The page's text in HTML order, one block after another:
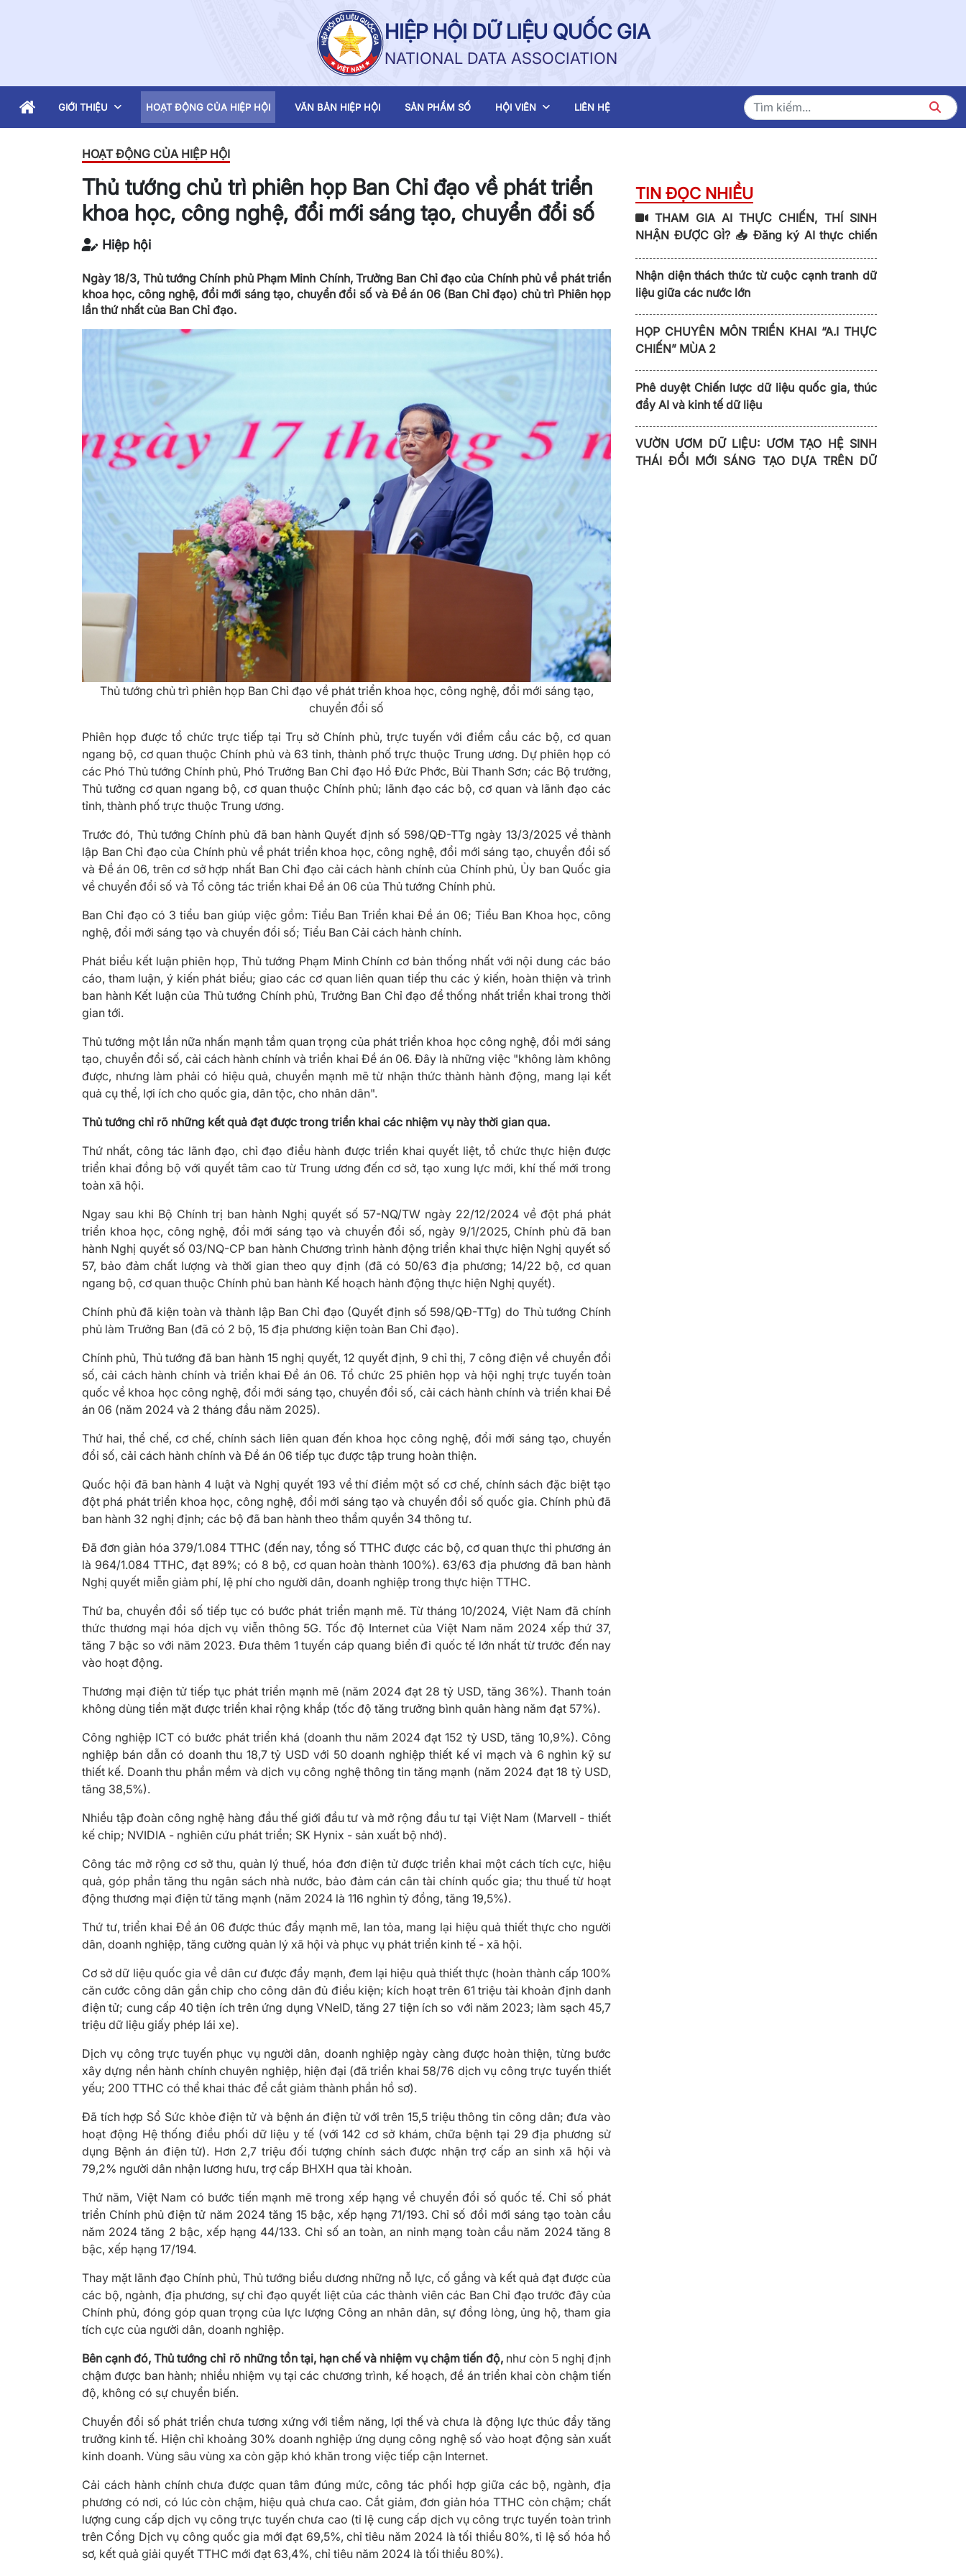
HIỆP HỘI DỮ LIỆU QUỐC GIA
NATIONAL DATA ASSOCIATION
GIỚI THIỆU HOẠT ĐỘNG CỦA HIỆP HỘI VĂN BẢN HIỆP HỘI SẢN PHẨM SỐ HỘI VIÊN LIÊN HỆ
HOẠT ĐỘNG CỦA HIỆP HỘI
Thủ tướng chủ trì phiên họp Ban Chỉ đạo về phát triển
khoa học, công nghệ, đổi mới sáng tạo, chuyển đổi số
Hiệp hội
Ngày 18/3, Thủ tướng Chính phủ Phạm Minh Chính, Trưởng Ban Chỉ đạo của Chính phủ về phát triển
khoa học, công nghệ, đổi mới sáng tạo, chuyển đổi số và Đề án 06 (Ban Chỉ đạo) chủ trì Phiên họp
lần thứ nhất của Ban Chỉ đạo.
Thủ tướng chủ trì phiên họp Ban Chỉ đạo về phát triển khoa học, công nghệ, đổi mới sáng tạo,
chuyển đổi số
Phiên họp được tổ chức trực tiếp tại Trụ sở Chính phủ, trực tuyến với điểm cầu các bộ, cơ quan
ngang bộ, cơ quan thuộc Chính phủ và 63 tỉnh, thành phố trực thuộc Trung ương. Dự phiên họp có
các Phó Thủ tướng Chính phủ, Phó Trưởng Ban Chỉ đạo Hồ Đức Phớc, Bùi Thanh Sơn; các Bộ trưởng,
Thủ tưởng cơ quan ngang bộ, cơ quan thuộc Chính phủ; lãnh đạo các bộ, cơ quan và lãnh đạo các
tỉnh, thành phố trực thuộc Trung ương.
Trước đó, Thủ tướng Chính phủ đã ban hành Quyết định số 598/QĐ-TTg ngày 13/3/2025 về thành
lập Ban Chỉ đạo của Chính phủ về phát triển khoa học, công nghệ, đổi mới sáng tạo, chuyển đổi số
và Đề án 06, trên cơ sở hợp nhất Ban Chỉ đạo cải cách hành chính của Chính phủ, Ủy ban Quốc gia
về chuyển đổi số và Tổ công tác triển khai Đề án 06 của Thủ tướng Chính phủ.
Ban Chỉ đạo có 3 tiểu ban giúp việc gồm: Tiểu Ban Triển khai Đề án 06; Tiểu Ban Khoa học, công
nghệ, đổi mới sáng tạo và chuyển đổi số; Tiểu Ban Cải cách hành chính.
Phát biểu kết luận phiên họp, Thủ tướng Phạm Minh Chính cơ bản thống nhất với nội dung các báo
cáo, tham luận, ý kiến phát biểu; giao các cơ quan liên quan tiếp thu các ý kiến, hoàn thiện và trình
ban hành Kết luận của Thủ tướng Chính phủ, Trưởng Ban Chỉ đạo để thống nhất triển khai trong thời
gian tới.
Thủ tướng một lần nữa nhấn mạnh tầm quan trọng của phát triển khoa học công nghệ, đổi mới sáng
tạo, chuyển đổi số, cải cách hành chính và triển khai Đề án 06. Đây là những việc "không làm không
được, nhưng làm phải có hiệu quả, chuyển mạnh mẽ từ nhận thức thành hành động, mang lại kết
quả cụ thể, lợi ích cho quốc gia, dân tộc, cho nhân dân".
Thủ tướng chỉ rõ những kết quả đạt được trong triển khai các nhiệm vụ này thời gian qua.
Thứ nhất, công tác lãnh đạo, chỉ đạo điều hành được triển khai quyết liệt, tổ chức thực hiện được
triển khai đồng bộ với quyết tâm cao từ Trung ương đến cơ sở, tạo xung lực mới, khí thế mới trong
toàn xã hội.
Ngay sau khi Bộ Chính trị ban hành Nghị quyết số 57-NQ/TW ngày 22/12/2024 về đột phá phát
triển khoa học, công nghệ, đổi mới sáng tạo và chuyển đổi số, ngày 9/1/2025, Chính phủ đã ban
hành Nghị quyết số 03/NQ-CP ban hành Chương trình hành động triển khai thực hiện Nghị quyết số
57, bảo đảm chất lượng và thời gian theo quy định (đã có 50/63 địa phương; 14/22 bộ, cơ quan
ngang bộ, cơ quan thuộc Chính phủ ban hành Kế hoạch hành động thực hiện Nghị quyết).
Chính phủ đã kiện toàn và thành lập Ban Chỉ đạo (Quyết định số 598/QĐ-TTg) do Thủ tướng Chính
phủ làm Trưởng Ban (đã có 2 bộ, 15 địa phương kiện toàn Ban Chỉ đạo).
Chính phủ, Thủ tướng đã ban hành 15 nghị quyết, 12 quyết định, 9 chỉ thị, 7 công điện về chuyển đổi
số, cải cách hành chính và triển khai Đề án 06. Tổ chức 25 phiên họp và hội nghị trực tuyến toàn
quốc về khoa học công nghệ, đổi mới sáng tạo, chuyển đổi số, cải cách hành chính và triển khai Đề
án 06 (năm 2024 và 2 tháng đầu năm 2025).
Thứ hai, thể chế, cơ chế, chính sách liên quan đến khoa học công nghệ, đổi mới sáng tạo, chuyển
đổi số, cải cách hành chính và Đề án 06 tiếp tục được tập trung hoàn thiện.
Quốc hội đã ban hành 4 luật và Nghị quyết 193 về thí điểm một số cơ chế, chính sách đặc biệt tạo
đột phá phát triển khoa học, công nghệ, đổi mới sáng tạo và chuyển đổi số quốc gia. Chính phủ đã
ban hành 32 nghị định; các bộ đã ban hành theo thẩm quyền 34 thông tư.
Đã đơn giản hóa 379/1.084 TTHC (đến nay, tổng số TTHC được các bộ, cơ quan thực thi phương án
là 964/1.084 TTHC, đạt 89%; có 8 bộ, cơ quan hoàn thành 100%). 63/63 địa phương đã ban hành
Nghị quyết miễn giảm phí, lệ phí cho người dân, doanh nghiệp trong thực hiện TTHC.
Thứ ba, chuyển đổi số tiếp tục có bước phát triển mạnh mẽ. Từ tháng 10/2024, Việt Nam đã chính
thức thương mại hóa dịch vụ viễn thông 5G. Tốc độ Internet của Việt Nam năm 2024 xếp thứ 37,
tăng 7 bậc so với năm 2023. Đưa thêm 1 tuyến cáp quang biển đi quốc tế lớn nhất từ trước đến nay
vào hoạt động.
Thương mại điện tử tiếp tục phát triển mạnh mẽ (năm 2024 đạt 28 tỷ USD, tăng 36%). Thanh toán
không dùng tiền mặt được triển khai rộng khắp (tốc độ tăng trưởng bình quân hàng năm đạt 57%).
Công nghiệp ICT có bước phát triển khá (doanh thu năm 2024 đạt 152 tỷ USD, tăng 10,9%). Công
nghiệp bán dẫn có doanh thu 18,7 tỷ USD với 50 doanh nghiệp thiết kế vi mạch và 6 nghìn kỹ sư
thiết kế. Doanh thu phần mềm và dịch vụ công nghệ thông tin tăng mạnh (năm 2024 đạt 18 tỷ USD,
tăng 38,5%).
Nhiều tập đoàn công nghệ hàng đầu thế giới đầu tư và mở rộng đầu tư tại Việt Nam (Marvell - thiết
kế chip; NVIDIA - nghiên cứu phát triển; SK Hynix - sản xuất bộ nhớ).
Công tác mở rộng cơ sở thu, quản lý thuế, hóa đơn điện tử được triển khai một cách tích cực, hiệu
quả, góp phần tăng thu ngân sách nhà nước, bảo đảm cán cân tài chính quốc gia; thu thuế từ hoạt
động thương mại điện tử tăng mạnh (năm 2024 là 116 nghìn tỷ đồng, tăng 19,5%).
Thứ tư, triển khai Đề án 06 được thúc đẩy mạnh mẽ, lan tỏa, mang lại hiệu quả thiết thực cho người
dân, doanh nghiệp, tăng cường quản lý xã hội và phục vụ phát triển kinh tế - xã hội.
Cơ sở dữ liệu quốc gia về dân cư được đẩy mạnh, đem lại hiệu quả thiết thực (hoàn thành cấp 100%
căn cước công dân gắn chip cho công dân đủ điều kiện; kích hoạt trên 61 triệu tài khoản định danh
điện tử; cung cấp 40 tiện ích trên ứng dụng VNeID, tăng 27 tiện ích so với năm 2023; làm sạch 45,7
triệu dữ liệu giấy phép lái xe).
Dịch vụ công trực tuyến phục vụ người dân, doanh nghiệp ngày càng được hoàn thiện, từng bước
xây dựng nền hành chính chuyên nghiệp, hiện đại (đã triển khai 58/76 dịch vụ công trực tuyến thiết
yếu; 200 TTHC có thể khai thác để cắt giảm thành phần hồ sơ).
Đã tích hợp Sổ Sức khỏe điện tử và bệnh án điện tử với trên 15,5 triệu thông tin công dân; đưa vào
hoạt động Hệ thống điều phối dữ liệu y tế (với 142 cơ sở khám, chữa bệnh tại 29 địa phương sử
dụng Bệnh án điện tử). Hơn 2,7 triệu đối tượng chính sách được nhận trợ cấp an sinh xã hội và
79,2% người dân nhận lương hưu, trợ cấp BHXH qua tài khoản.
Thứ năm, Việt Nam có bước tiến mạnh mẽ trong xếp hạng về chuyển đổi số quốc tế. Chỉ số phát
triển Chính phủ điện tử năm 2024 tăng 15 bậc, xếp hạng 71/193. Chỉ số đổi mới sáng tạo toàn cầu
năm 2024 tăng 2 bậc, xếp hạng 44/133. Chỉ số an toàn, an ninh mạng toàn cầu năm 2024 tăng 8
bậc, xếp hạng 17/194.
Thay mặt lãnh đạo Chính phủ, Thủ tướng biểu dương những nỗ lực, cố gắng và kết quả đạt được của
các bộ, ngành, địa phương, sự chỉ đạo quyết liệt của các thành viên các Ban Chỉ đạo trước đây của
Chính phủ, đóng góp quan trọng của lực lượng Công an nhân dân, sự đồng lòng, ủng hộ, tham gia
tích cực của người dân, doanh nghiệp.
Bên cạnh đó, Thủ tướng chỉ rõ những tồn tại, hạn chế và nhiệm vụ chậm tiến độ, như còn 5 nghị định
chậm được ban hành; nhiều nhiệm vụ tại các chương trình, kế hoạch, đề án triển khai còn chậm tiến
độ, không có sự chuyển biến.
Chuyển đổi số phát triển chưa tương xứng với tiềm năng, lợi thế và chưa là động lực thúc đẩy tăng
trưởng kinh tế. Hiện chỉ khoảng 30% doanh nghiệp ứng dụng công nghệ số vào hoạt động sản xuất
kinh doanh. Vùng sâu vùng xa còn gặp khó khăn trong việc tiếp cận Internet.
Cải cách hành chính chưa được quan tâm đúng mức, công tác phối hợp giữa các bộ, ngành, địa
phương có nơi, có lúc còn chậm, hiệu quả chưa cao. Cắt giảm, đơn giản hóa TTHC còn chậm; chất
lượng cung cấp dịch vụ công trực tuyến chưa cao (tỉ lệ cung cấp dịch vụ công trực tuyến toàn trình
trên Cổng Dịch vụ công quốc gia mới đạt 69,5%, chỉ tiêu năm 2024 là tối thiểu 80%, tỉ lệ số hóa hồ
sơ, kết quả giải quyết TTHC mới đạt 63,4%, chỉ tiêu năm 2024 là tối thiểu 80%).
TIN ĐỌC NHIỀU
THAM GIA AI THỰC CHIẾN, THÍ SINH
NHẬN ĐƯỢC GÌ? 📥 Đăng ký AI thực chiến
Nhận diện thách thức từ cuộc cạnh tranh dữ
liệu giữa các nước lớn
HỌP CHUYÊN MÔN TRIỂN KHAI “A.I THỰC
CHIẾN” MÙA 2
Phê duyệt Chiến lược dữ liệu quốc gia, thúc
đẩy AI và kinh tế dữ liệu
VƯỜN ƯƠM DỮ LIỆU: ƯƠM TẠO HỆ SINH
THÁI ĐỔI MỚI SÁNG TẠO DỰA TRÊN DỮ